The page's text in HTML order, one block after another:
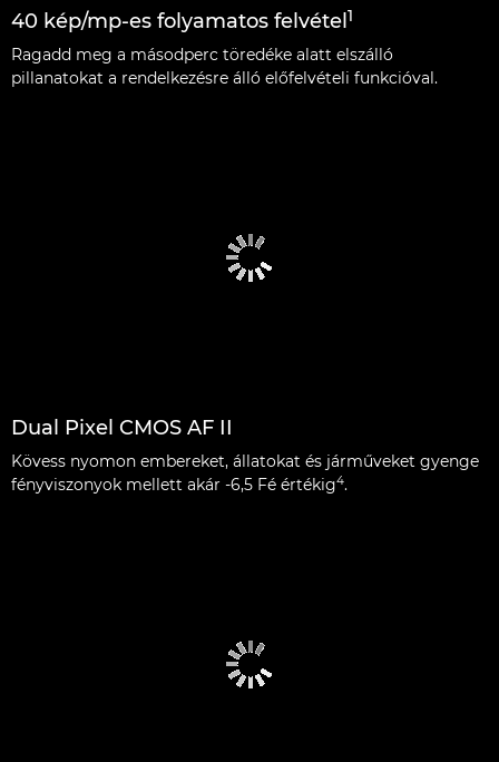
40 kép/mp-es folyamatos felvétel 1
Ragadd meg a másodperc töredéke alatt elszálló
pillanatokat a rendelkezésre álló előfelvételi funkcióval.
Dual Pixel CMOS AF II
Kövess nyomon embereket, állatokat és járműveket gyenge
fényviszonyok mellett akár -6,5 Fé értékig4.